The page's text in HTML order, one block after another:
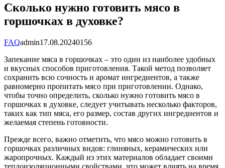
Сколько нужно готовить мясо в
горшочках в духовке?
FAQadmin17.08.20240156
Запекание мяса в горшочках – это один из наиболее удобных
и вкусных способов приготовления. Такой метод позволяет
сохранить всю сочность и аромат ингредиентов, а также
равномерно пропитать мясо при приготовлении. Однако,
чтобы точно определить, сколько нужно готовить мясо в
горшочках в духовке, следует учитывать несколько факторов,
таких как тип мяса, его размер, состав других ингредиентов и
желаемая степень готовности.
Прежде всего, важно отметить, что мясо можно готовить в
горшочках различных видов: глиняных, керамических или
жаропрочных. Каждый из этих материалов обладает своими
теплоизоляционными свойствами, что может влиять на время